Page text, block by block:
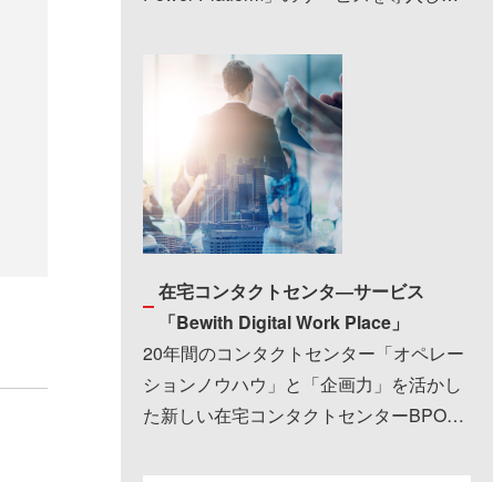
在宅コンタクトセンタ―サービス
「Bewith Digital Work Place」
20年間のコンタクトセンター「オペレー
ションノウハウ」と「企画力」を活かし
た新しい在宅コンタクトセンターBPOサ